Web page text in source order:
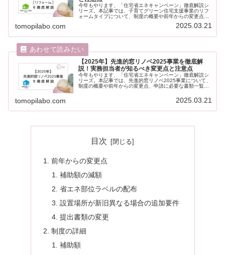
今年もやります、「住宅省エネキャンペーン」徹底解説シ
リーズ。本記事では、子育てグリーン住宅支援事業のリフ
ォームタイプについて、制度の概要や前年からの変更点、
tomopilabo.com 2025.03.21
【2025年】先進的窓リノベ2025事業を徹底解
説！実務担当者が知るべき変更点と注意点
今年もやります、「住宅省エネキャンペーン」徹底解説シ
リーズ。本記事では、先進的窓リノベ2025事業について、
制度の概要や前年からの変更点、申請に必要な書類一覧、
tomopilabo.com 2025.03.21
目次
前年からの変更点
補助額の減額
省エネ部位ラベルの配布
設置場所が新旧異なる場合の追加要件
提出書類の変更
制度の詳細
補助額